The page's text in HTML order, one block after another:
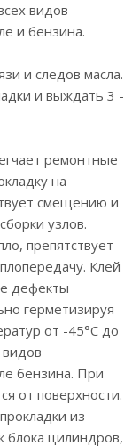
видов
и бензина.
и следов масла.
и выждать 3 -
ремонтные
на
смещению и
узлов.
препятствует
Клей
дефекты
герметизируя
от -45°С до
бензина. При
от поверхности.
из
блока цилиндров,